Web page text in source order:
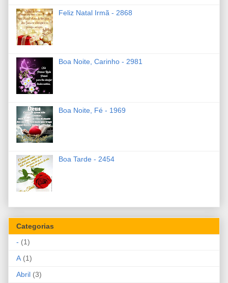
Feliz Natal Irmã - 2868
Boa Noite, Carinho - 2981
Boa Noite, Fé - 1969
Boa Tarde - 2454
Categorias
- (1)
A (1)
Abril (3)